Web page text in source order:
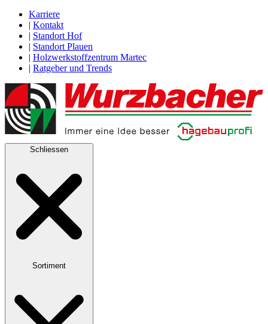
Karriere
| Kontakt
| Standort Hof
| Standort Plauen
| Holzwerkstoffzentrum Martec
| Ratgeber und Trends
Schliessen
Sortiment